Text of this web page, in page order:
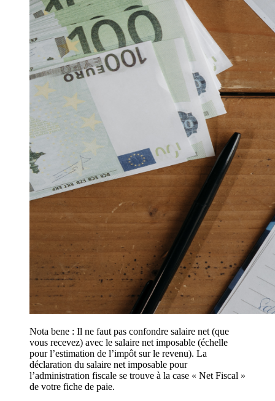
Nota bene : Il ne faut pas confondre salaire net (que
vous recevez) avec le salaire net imposable (échelle
pour l’estimation de l’impôt sur le revenu). La
déclaration du salaire net imposable pour
l’administration fiscale se trouve à la case « Net Fiscal »
de votre fiche de paie.